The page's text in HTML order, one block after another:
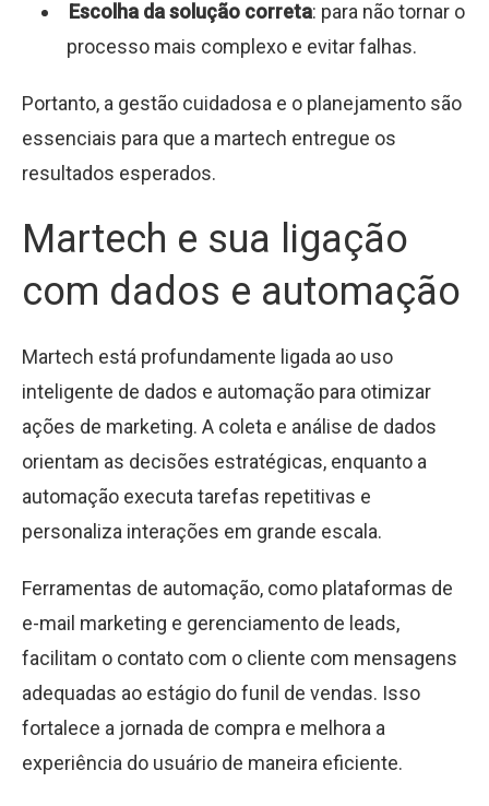
Escolha da solução correta: para não tornar o
processo mais complexo e evitar falhas.
Portanto, a gestão cuidadosa e o planejamento são
essenciais para que a martech entregue os
resultados esperados.
Martech e sua ligação
com dados e automação
Martech está profundamente ligada ao uso
inteligente de dados e automação para otimizar
ações de marketing. A coleta e análise de dados
orientam as decisões estratégicas, enquanto a
automação executa tarefas repetitivas e
personaliza interações em grande escala.
Ferramentas de automação, como plataformas de
e-mail marketing e gerenciamento de leads,
facilitam o contato com o cliente com mensagens
adequadas ao estágio do funil de vendas. Isso
fortalece a jornada de compra e melhora a
experiência do usuário de maneira eficiente.